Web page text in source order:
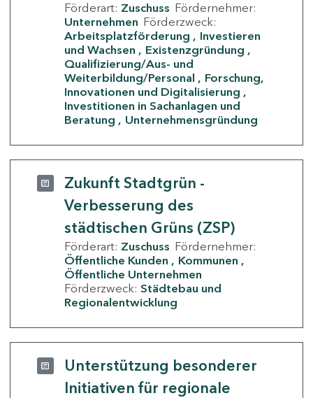
Förderart: Zuschuss Fördernehmer:
Unternehmen Förderzweck:
Arbeitsplatzförderung
Investieren
und Wachsen
Existenzgründung
Qualifizierung/Aus- und
Weiterbildung/Personal
Forschung,
Innovationen und Digitalisierung
Investitionen in Sachanlagen und
Beratung
Unternehmensgründung
Zukunft Stadtgrün -
Verbesserung des
städtischen Grüns (ZSP)
Förderart: Zuschuss Fördernehmer:
Öffentliche Kunden
Kommunen
Öffentliche Unternehmen
Förderzweck: Städtebau und
Regionalentwicklung
Unterstützung besonderer
Initiativen für regionale